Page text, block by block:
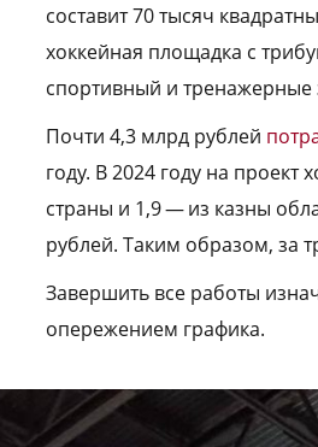
составит 70 тысяч
хоккейная площадка с
спортивный и тренажерные
Почти 4,3 млрд рублей
году. В 2024 году на
страны и 1,9 — из казны
рублей. Таким образом, за
Завершить все работы
опережением графика.